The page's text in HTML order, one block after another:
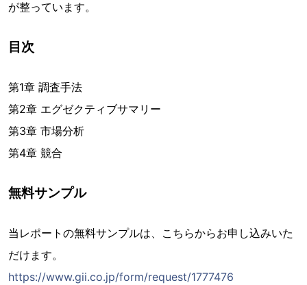
が整っています。
目次
第1章 調査手法
第2章 エグゼクティブサマリー
第3章 市場分析
第4章 競合
無料サンプル
当レポートの無料サンプルは、こちらからお申し込みいた
だけます。
https://www.gii.co.jp/form/request/1777476